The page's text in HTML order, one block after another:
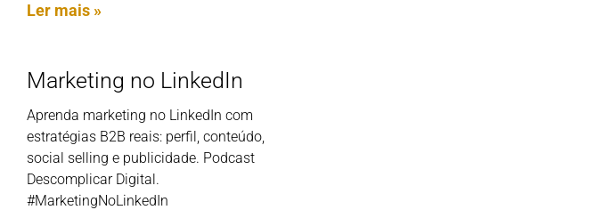
Ler mais »
Marketing no LinkedIn
Aprenda marketing no LinkedIn com
estratégias B2B reais: perfil, conteúdo,
social selling e publicidade. Podcast
Descomplicar Digital.
#MarketingNoLinkedIn